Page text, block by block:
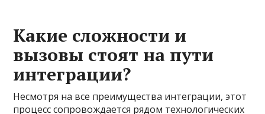
Какие сложности и
вызовы стоят на пути
интеграции?
Несмотря на все преимущества интеграции, этот
процесс сопровождается рядом технологических